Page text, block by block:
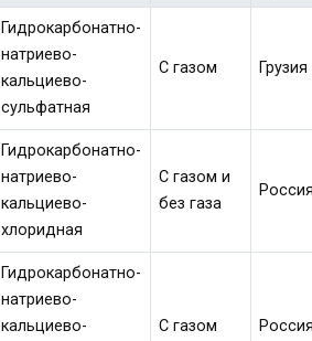
Гидрокарбонатно-
натриево-
кальциево-
сульфатная
С газом Грузия
Гидрокарбонатно-
натриево-
кальциево-
хлоридная
С газом и
без газа
Гидрокарбонатно-
натриево-
кальциево-
С газом